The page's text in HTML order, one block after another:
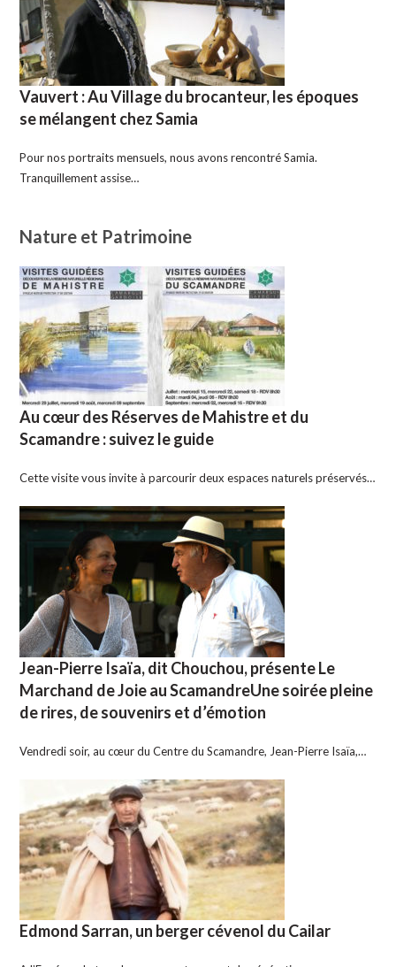
Vauvert : Au Village du brocanteur, les époques
se mélangent chez Samia
Pour nos portraits mensuels, nous avons rencontré Samia.
Tranquillement assise…
Nature et Patrimoine
Au cœur des Réserves de Mahistre et du
Scamandre : suivez le guide
Cette visite vous invite à parcourir deux espaces naturels préservés…
Jean-Pierre Isaïa, dit Chouchou, présente Le
Marchand de Joie au ScamandreUne soirée pleine
de rires, de souvenirs et d’émotion
Vendredi soir, au cœur du Centre du Scamandre, Jean-Pierre Isaïa,…
Edmond Sarran, un berger cévenol du Cailar